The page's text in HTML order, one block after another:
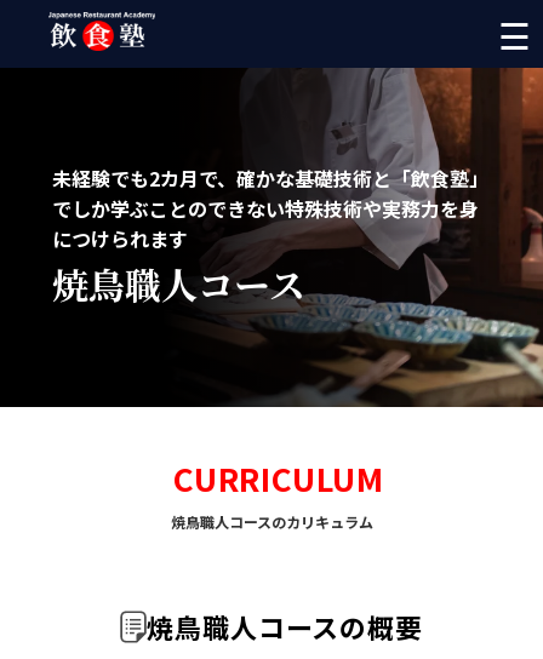
☰
未経験でも2カ月で、確かな基礎技術と「飲食塾」
でしか学ぶことのできない特殊技術や実務力を身
につけられます
焼鳥職人コース
CURRICULUM
焼鳥職人コースのカリキュラム
焼鳥職人コースの概要